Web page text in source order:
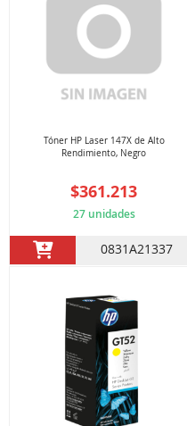
Tóner HP Laser 147X de Alto
Rendimiento, Negro
$361.213
27 unidades
0831A21337